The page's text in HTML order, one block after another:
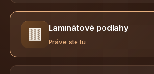
🟫 Laminátové podlahy
Práve ste tu